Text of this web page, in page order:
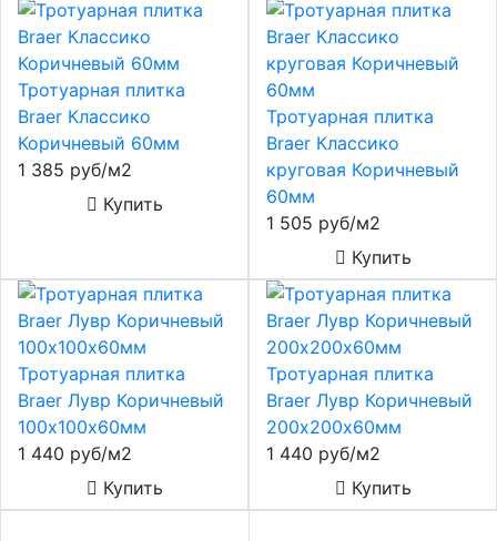
Тротуарная плитка
Braer Классико
Коричневый 60мм
1 385 руб/м2
Купить
Тротуарная плитка
Braer Классико
круговая Коричневый
60мм
1 505 руб/м2
Купить
Тротуарная плитка
Braer Лувр Коричневый
100х100х60мм
1 440 руб/м2
Купить
Тротуарная плитка
Braer Лувр Коричневый
200х200х60мм
1 440 руб/м2
Купить